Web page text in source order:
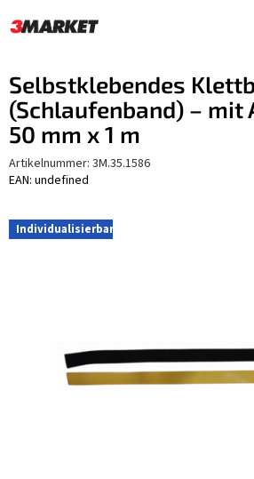
Inhalt
Selbstklebendes
(Schlaufenband) – mit
50 mm x 1 m
Artikelnummer: 3M.35.1586
EAN: undefined
Individualisierbar